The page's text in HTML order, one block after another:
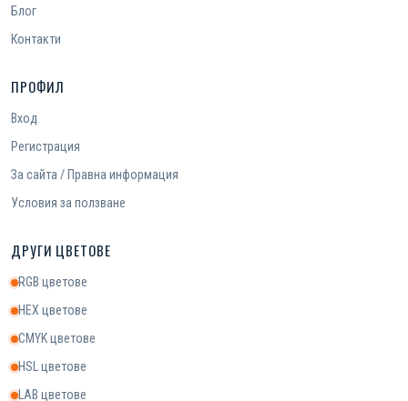
Блог
Контакти
ПРОФИЛ
Вход
Регистрация
За сайта / Правна информация
Условия за ползване
ДРУГИ ЦВЕТОВЕ
RGB цветове
HEX цветове
CMYK цветове
HSL цветове
LAB цветове